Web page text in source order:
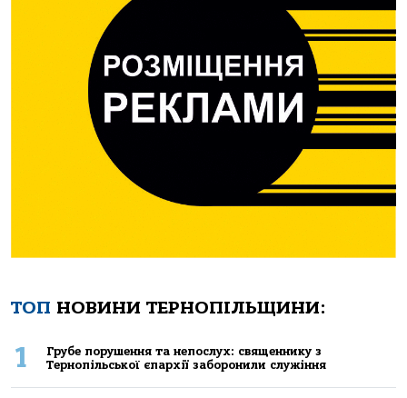
ТОП НОВИНИ ТЕРНОПІЛЬЩИНИ:
1
Грубе порушення та непослух: священнику з
Тернопільської єпархії заборонили служіння